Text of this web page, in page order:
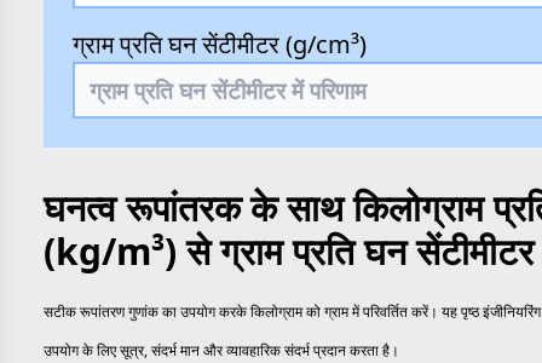
ग्राम प्रति घन सेंटीमीटर (g/cm³)
घनत्व रूपांतरक के साथ किलोग्राम
(kg/m³) से ग्राम प्रति घन
सटीक रूपांतरण गुणांक का उपयोग करके किलोग्राम को ग्राम में परिवर्तित करें। यह पृष्ठ
उपयोग के लिए सूत्र, संदर्भ मान और व्यावहारिक संदर्भ प्रदान करता है।